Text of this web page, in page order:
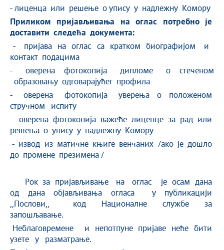
- лиценца или решење о упису у надлежну Комору
Приликом пријављивања на оглас потребно је
доставити следећа документа:
- пријава на оглас са кратком биографијом и
контакт подацима
- оверена фотокопија дипломе о стеченом
образовању одговарајућег профила
- оверена фотокопија уверења о положеном
стручном испиту
- оверена фотокопија важеће лиценце за рад или
решења о упису у надлежну Комору
- извод из матичне књиге венчаних /ако је дошло
до промене презимена /
Рок за пријављивање на оглас је осам дана
од дана објављивања огласа у публикацији
,,Послови,, код Националне службе за
запошљавање.
Неблаговремене и непотпуне пријаве неће бити
узете у разматрање.